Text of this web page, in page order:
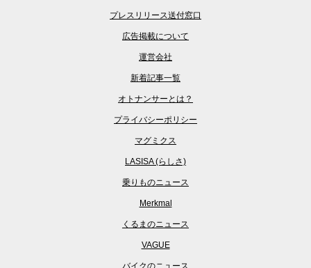
プレスリリース送付窓口
広告掲載について
運営会社
新着記事一覧
オトナンサーとは？
プライバシーポリシー
マグミクス
LASISA (らしさ)
乗りものニュース
Merkmal
くるまのニュース
VAGUE
バイクのニュース